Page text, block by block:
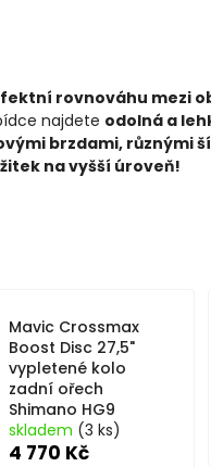
rovnováhu mezi
najdete odolná a
brzdami, různými
na vyšší úroveň!
Mavic Crossmax
Boost Disc 27,5"
vypletené kolo
zadní ořech
Shimano HG9
skladem (3 ks)
4 770 Kč